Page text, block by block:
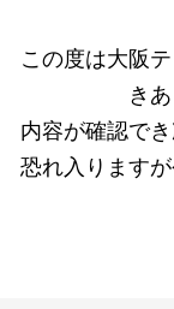
この度は大阪
き
内容が確認で
恐れ入ります